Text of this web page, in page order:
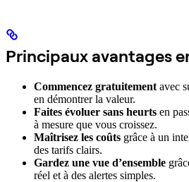
Principaux avantages
Commencez gratuitement avec
en démontrer la valeur.
Faites évoluer sans heurts en
à mesure que vous croissez.
Maîtrisez les coûts grâce à un
des tarifs clairs.
Gardez une vue d’ensemble
réel et à des alertes simples.